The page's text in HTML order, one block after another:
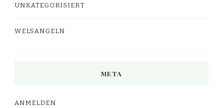
UNKATEGORISIERT
WELSANGELN
META
ANMELDEN